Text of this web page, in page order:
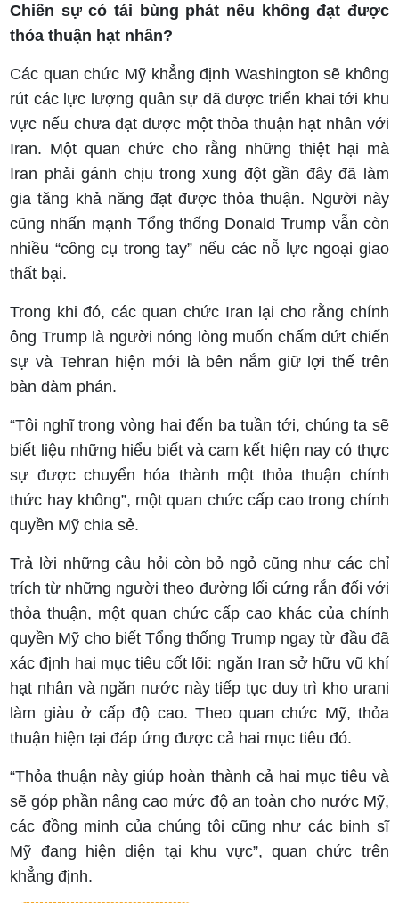
Chiến sự có tái bùng phát nếu không đạt được
thỏa thuận hạt nhân?
Các quan chức Mỹ khẳng định Washington sẽ không
rút các lực lượng quân sự đã được triển khai tới khu
vực nếu chưa đạt được một thỏa thuận hạt nhân với
Iran. Một quan chức cho rằng những thiệt hại mà
Iran phải gánh chịu trong xung đột gần đây đã làm
gia tăng khả năng đạt được thỏa thuận. Người này
cũng nhấn mạnh Tổng thống Donald Trump vẫn còn
nhiều “công cụ trong tay” nếu các nỗ lực ngoại giao
thất bại.
Trong khi đó, các quan chức Iran lại cho rằng chính
ông Trump là người nóng lòng muốn chấm dứt chiến
sự và Tehran hiện mới là bên nắm giữ lợi thế trên
bàn đàm phán.
“Tôi nghĩ trong vòng hai đến ba tuần tới, chúng ta sẽ
biết liệu những hiểu biết và cam kết hiện nay có thực
sự được chuyển hóa thành một thỏa thuận chính
thức hay không”, một quan chức cấp cao trong chính
quyền Mỹ chia sẻ.
Trả lời những câu hỏi còn bỏ ngỏ cũng như các chỉ
trích từ những người theo đường lối cứng rắn đối với
thỏa thuận, một quan chức cấp cao khác của chính
quyền Mỹ cho biết Tổng thống Trump ngay từ đầu đã
xác định hai mục tiêu cốt lõi: ngăn Iran sở hữu vũ khí
hạt nhân và ngăn nước này tiếp tục duy trì kho urani
làm giàu ở cấp độ cao. Theo quan chức Mỹ, thỏa
thuận hiện tại đáp ứng được cả hai mục tiêu đó.
“Thỏa thuận này giúp hoàn thành cả hai mục tiêu và
sẽ góp phần nâng cao mức độ an toàn cho nước Mỹ,
các đồng minh của chúng tôi cũng như các binh sĩ
Mỹ đang hiện diện tại khu vực”, quan chức trên
khẳng định.